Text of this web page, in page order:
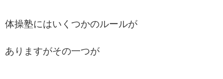
体操塾にはいくつかのルールが
ありますがその一つが